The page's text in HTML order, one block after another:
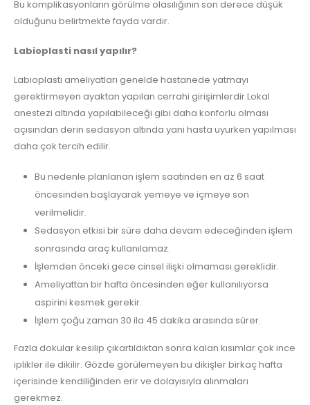
Bu komplikasyonların görülme olasılığının son derece düşük
olduğunu belirtmekte fayda vardır.
Labioplasti nasıl yapılır?
Labioplasti ameliyatları genelde hastanede yatmayı
gerektirmeyen ayaktan yapılan cerrahi girişimlerdir.Lokal
anestezi altında yapılabileceği gibi daha konforlu olması
açısından derin sedasyon altında yani hasta uyurken yapılması
daha çok tercih edilir.
Bu nedenle planlanan işlem saatinden en az 6 saat
öncesinden başlayarak yemeye ve içmeye son
verilmelidir.
Sedasyon etkisi bir süre daha devam edeceğinden işlem
sonrasında araç kullanılamaz.
İşlemden önceki gece cinsel ilişki olmaması gereklidir.
Ameliyattan bir hafta öncesinden eğer kullanılıyorsa
aspirini kesmek gerekir.
İşlem çoğu zaman 30 ila 45 dakika arasında sürer.
Fazla dokular kesilip çıkartıldıktan sonra kalan kısımlar çok ince
iplikler ile dikilir. Gözde görülemeyen bu dikişler birkaç hafta
içerisinde kendiliğinden erir ve dolayısıyla alınmaları
gerekmez.